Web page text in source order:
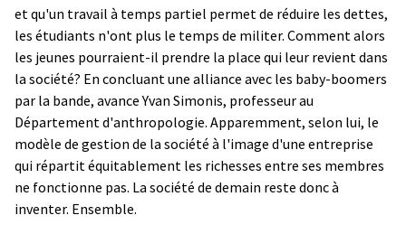
et qu'un travail à temps partiel permet de réduire les dettes,
les étudiants n'ont plus le temps de militer. Comment alors
les jeunes pourraient-il prendre la place qui leur revient dans
la société? En concluant une alliance avec les baby-boomers
par la bande, avance Yvan Simonis, professeur au
Département d'anthropologie. Apparemment, selon lui, le
modèle de gestion de la société à l'image d'une entreprise
qui répartit équitablement les richesses entre ses membres
ne fonctionne pas. La société de demain reste donc à
inventer. Ensemble.